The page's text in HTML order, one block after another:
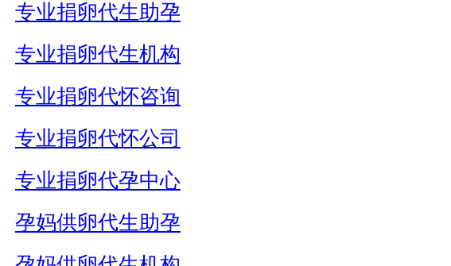
专业捐卵代生助孕
专业捐卵代生机构
专业捐卵代怀咨询
专业捐卵代怀公司
专业捐卵代孕中心
孕妈供卵代生助孕